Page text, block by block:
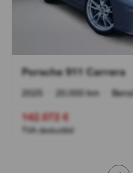
Porsche 911 Carrera
2025 20.000 km
142.072 €
TVA deductibil